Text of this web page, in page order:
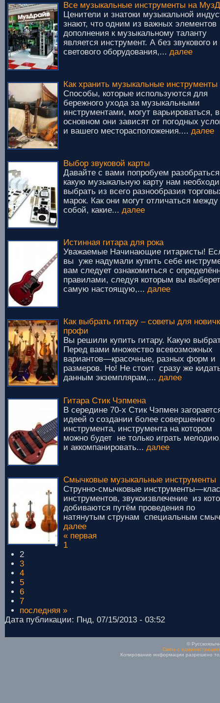
Все музыкальные инструменты на
Ценители и знатоки музыкальной
знают, что одним из важных элементов
дополнения к музыкальному таланту
является инструмент. А без звукового и
светового оборудования,... далее
Как хранить музыкальные инструменты
Способы, которые используются для
бережного ухода за музыкальными
инструментами, могут варьироваться, в
основном они зависят от погодных
и вашего месторасположения.... далее
Выбор звуковой карты
Давайте с вами попробуем разобраться
какую музыкальную карту нам
выбрать из всего разнообразия
марок. Как они могут отличаться между
собой, какие... далее
Истинная гитара для рока
Уважаемые Начинающие гитаристы!
вы уже надумали купить себе
вам следует ознакомиться с
правилами, следуя которым вы
самую настоящую,... далее
Как выбрать гитару – советы для
профи
Вы решили купить гитару. Какую
Перед вами множество всевозможных
вариантов—красочные, разных форм и
размеров. Но! Не стоит сразу же
данным экземплярам,... далее
Гитара Стик Чэпмена
В середине 70-х Стик Чэпмен
идеей о создании более совершенного
инструмента, инструмента на котором
можно будет не только играть
и аккомпанировать... далее
Смычковые музыкальные инструменты
Струнно-смычковые
инструментов, звукоизвлечение из
добиваются путём проведения по
натянутым струнам специальным
далее
« первая
1
2
3
4
5
6
7
последняя »
Дата публикации: Пнд, 07/15/2013 - 03:52
©
Связь с
Копирование информации разрешено